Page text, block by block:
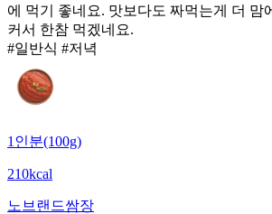
에 먹기 좋네요. 맛보다도 짜먹는게 더 맘
커서 한참 먹겠네요.
#일반식 #저녁
1인분(100g)
210kcal
노브랜드쌈장